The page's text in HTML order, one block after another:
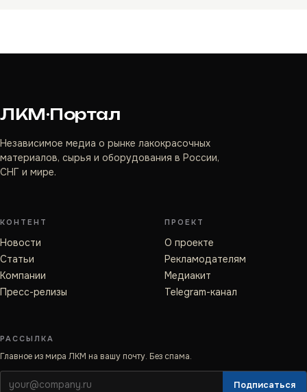
ЛКМ·Портал
Независимое медиа о рынке лакокрасочных
материалов, сырья и оборудования в России,
СНГ и мире.
КОНТЕНТ
Новости
Статьи
Компании
Пресс-релизы
ПРОЕКТ
О проекте
Рекламодателям
Медиакит
Telegram-канал
РАССЫЛКА
Главное из мира ЛКМ на вашу почту. Без спама.
Подписаться